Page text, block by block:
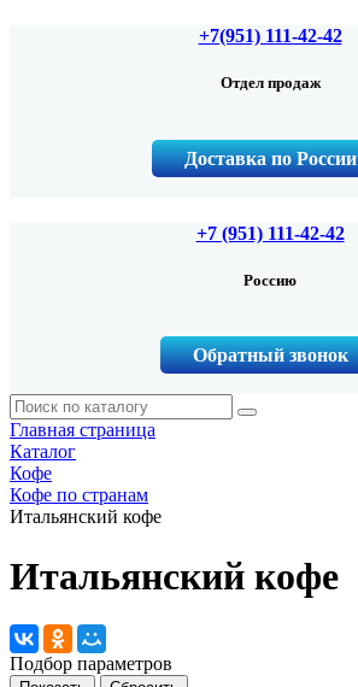
+7(951) 111-42-42
Отдел продаж
Доставка по России
+7 (951) 111-42-42
Россию
Обратный звонок
Главная страница
Каталог
Кофе
Кофе по странам
Итальянский кофе
Итальянский кофе
Подбор параметров